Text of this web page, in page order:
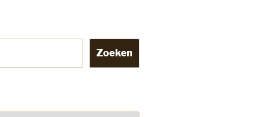
Zoeken